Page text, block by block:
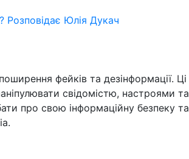
Розповідає Юлія Дукач
фейків та дезінформації. Ці
свідомістю, настроями та
про свою інформаційну безпеку та